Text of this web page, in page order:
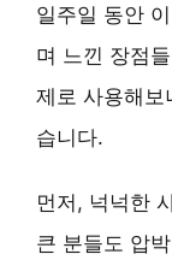
일주일 동안
며 느낀 장점
제로 사용해보
습니다.
먼저, 넉넉한
큰 분들도 압